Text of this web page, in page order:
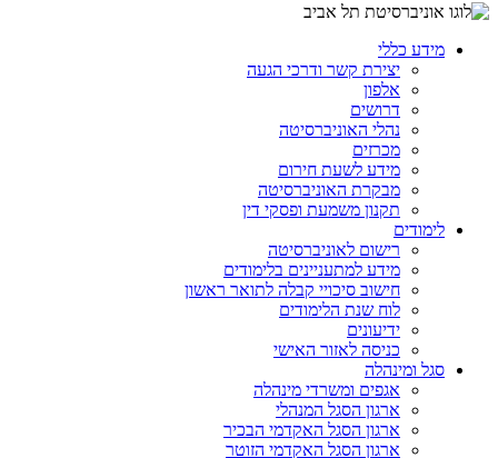
מידע כללי
יצירת קשר ודרכי הגעה
אלפון
דרושים
נהלי האוניברסיטה
מכרזים
מידע לשעת חירום
מבקרת האוניברסיטה
תקנון משמעת ופסקי דין
לימודים
רישום לאוניברסיטה
מידע למתעניינים בלימודים
חישוב סיכויי קבלה לתואר ראשון
לוח שנת הלימודים
ידיעונים
כניסה לאזור האישי
סגל ומינהלה
אגפים ומשרדי מינהלה
ארגון הסגל המנהלי
ארגון הסגל האקדמי הבכיר
ארגון הסגל האקדמי הזוטר